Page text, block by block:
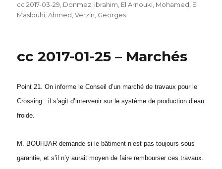
cc 2017-03-29 Donmez, Ibrahim El Arnouki, Mohamed El
Maslouhi, Ahmed ,Verzin, Georges
cc 2017-01-25 – Marchés
Point 21. On informe le Conseil d’un marché de travaux pour le
Crossing : il s’agit d’intervenir sur le système de production d’eau
froide.
M. BOUHJAR demande si le bâtiment n’est pas toujours sous
garantie, et s’il n’y aurait moyen de faire rembourser ces travaux.